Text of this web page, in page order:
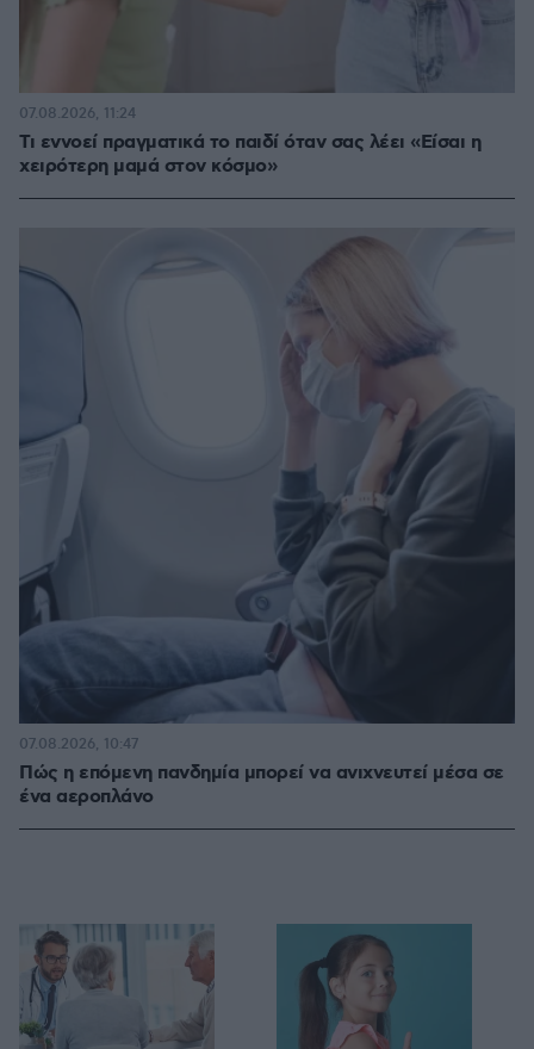
Τι εννοεί πραγματικά το παιδί όταν σας λέει «Είσαι η
χειρότερη μαμά στον κόσμο»
07.08.2026, 11:24
Πώς η επόμενη πανδημία μπορεί να ανιχνευτεί μέσα σε
ένα αεροπλάνο
07.08.2026, 10:47